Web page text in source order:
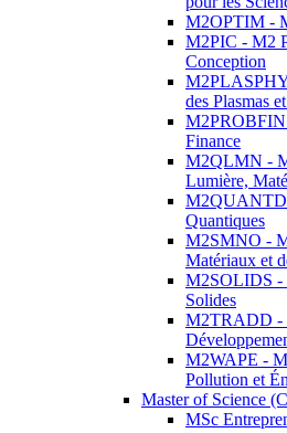
M2OPTIM -
M2PIC - M2
Conception
des Plasmas
M2PROBFIN
Finance
M2QLMN -
Lumière,
Quantiques
M2SMNO -
Matériaux et
M2SOLIDS -
Solides
M2TRADD -
M2WAPE -
Pollution et
Master of Science
MSc